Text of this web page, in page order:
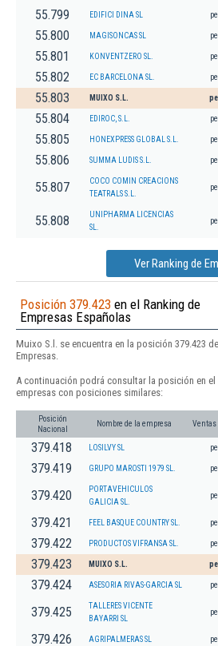
55.799 EDIFICI DINA SL
55.800 MAGISONCAS SL
55.801 KONVENTZERO SL.
55.802 EC BARCELONA SL.
55.803 MUIXO S.L.
55.804 EDIROC, S.L.
55.805 HONEXPRESS GLOBAL S.L.
55.806 SUMMA LUDIS S.L.
55.807
COCO COMIN CREACIONS
TEATRALS S.L.
55.808
UNIPHARMA LICENCIAS
SL.
Ver Ranking de
Posición 379.423 en el Ranking de
Empresas Españolas
Muixo S.l. se encuentra en la posición 379.423
Empresas.
A continuación podrá consultar la posición en
empresas con posiciones similares:
Posición
Nacional
Nombre de la empresa Ventas
379.418 LOSILVY SL
379.419 GRUPO MAROSTI 1979 SL.
379.420
PORTAVEHICULOS
GALICIA SL.
379.421 FEEL BASQUE COUNTRY SL.
379.422 PRODUCTOS VIFRANSA SL.
379.423 MUIXO S.L.
379.424 ASESORIA RIVAS-GARCIA SL
379.425
TALLERES VICENTE
BAYARRI SL
379.426 AGRIPALMERAS SL